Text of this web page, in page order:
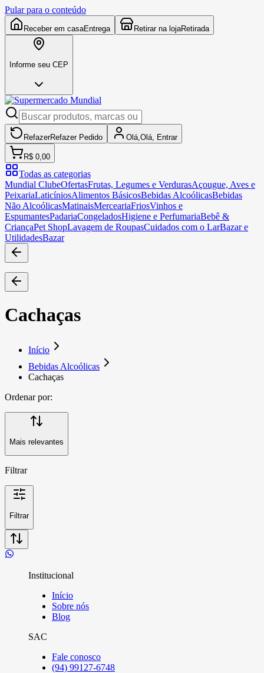
Pular para o conteúdo
Receber em casaEntrega Retirar na lojaRetirada
Informe seu CEP
RefazerRefazer Pedido Olá, Olá, Entrar
R$ 0,00
Todas as categorias
Mundial ClubeOfertasFrutas, Legumes e VerdurasAçougue, Aves e
PeixariaLaticíniosAlimentos BásicosBebidas AlcoólicasBebidas
Não AlcoólicasMatinaisMerceariaFriosVinhos e
EspumantesPadariaCongeladosHigiene e PerfumariaBebê &
CriançaPet ShopLavagem de RoupasCuidados com o LarBazar e
UtilidadesBazar
Cachaças
Início
Bebidas Alcoólicas
Cachaças
Ordenar por:
Mais relevantes
Filtrar
Filtrar
Institucional
Início
Sobre nós
Blog
SAC
Fale conosco
(94) 99127-6748